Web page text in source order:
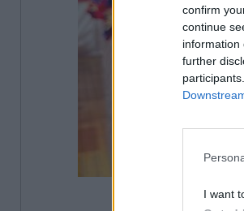
confirm
continue
information
further
I want